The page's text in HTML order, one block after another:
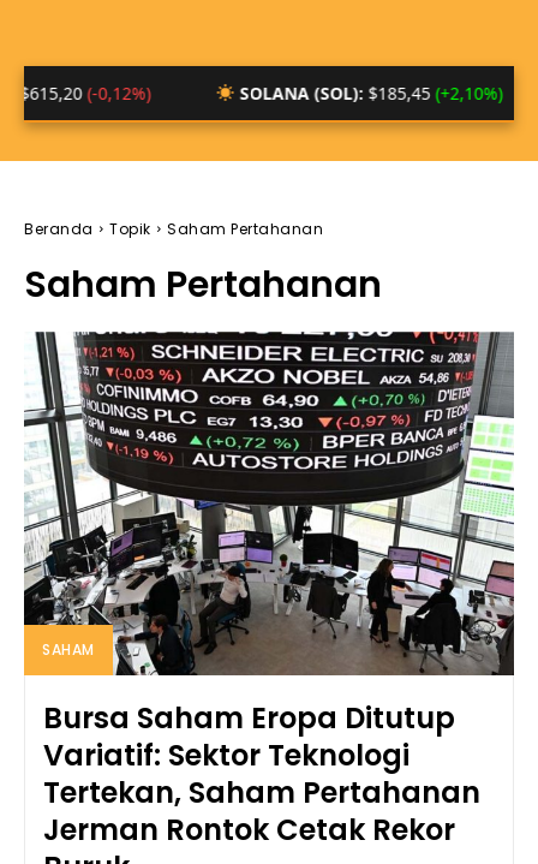
(-0,12%) SOLANA (SOL):$185,45(+2,10%)
Beranda Topik Saham Pertahanan
Saham Pertahanan
SAHAM
Bursa Saham Eropa Ditutup
Variatif: Sektor Teknologi
Tertekan, Saham Pertahanan
Jerman Rontok Cetak Rekor